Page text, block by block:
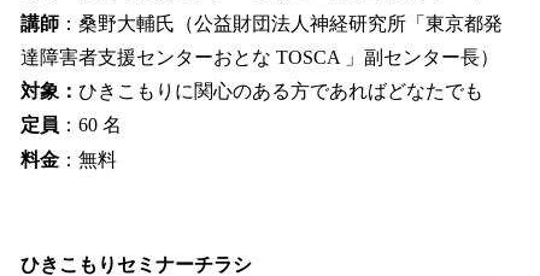
講師 ：桑野大輔氏（公益財団法人神経研究所「東京都発
達障害者支援センターおとな TOSCA 」副センター長）
対象： ひきこもりに関心のある方であればどなたでも
定員 ：60 名
料金 ：無料
ひきこもりセミナーチラシ